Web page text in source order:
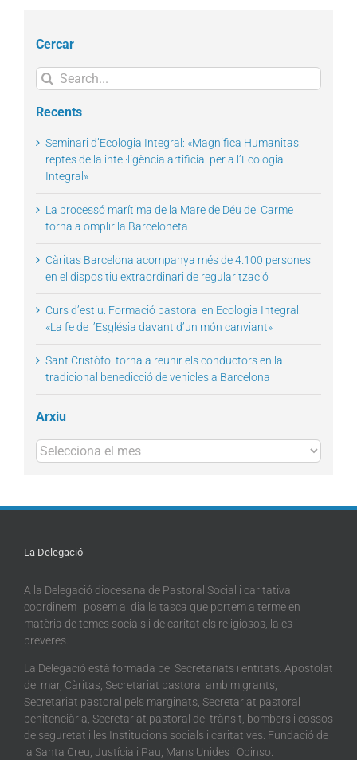
Cercar
Search
for:
Recents
Seminari d’Ecologia Integral: «Magnifica Humanitas:
reptes de la intel·ligència artificial per a l’Ecologia
Integral»
La processó marítima de la Mare de Déu del Carme
torna a omplir la Barceloneta
Càritas Barcelona acompanya més de 4.100 persones
en el dispositiu extraordinari de regularització
Curs d’estiu: Formació pastoral en Ecologia Integral:
«La fe de l’Església davant d’un món canviant»
Sant Cristòfol torna a reunir els conductors en la
tradicional benedicció de vehicles a Barcelona
Arxiu
Arxius
La Delegació
A la Delegació diocesana de Pastoral Social i caritativa
coordinem i posem al dia la tasca que portem a terme en
matèria de temes socials i de caritat els religiosos, laics i
preveres.
La Delegació està formada pel Secretariats i entitats: Apostolat
del mar, Càritas, Secretariat pastoral amb migrants,
Secretariat pastoral pels marginats, Secretariat pastoral
penitenciària, Secretariat pastoral del trànsit, bombers i cossos
de seguretat i les Institucions socials i caritatives: Fundació de
la Santa Creu, Justícia i Pau, Mans Unides i Obinso.